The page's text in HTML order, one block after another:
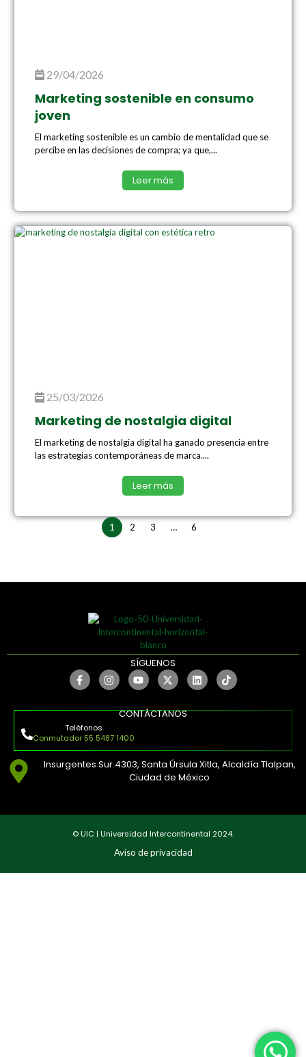
29/04/2026
Marketing sostenible en consumo
joven
El marketing sostenible es un cambio de mentalidad que se
percibe en las decisiones de compra; ya que,...
Leer más
25/03/2026
Marketing de nostalgia digital
El marketing de nostalgia digital ha ganado presencia entre
las estrategias contemporáneas de marca....
Leer más
1 2 3 … 6
SÍGUENOS
CONTÁCTANOS
Teléfonos
Conmutador 55 5487 1400
Insurgentes Sur 4303, Santa Úrsula Xitla, Alcaldía Tlalpan,
Ciudad de México
© UIC | Universidad Intercontinental 2024.
Aviso de privacidad